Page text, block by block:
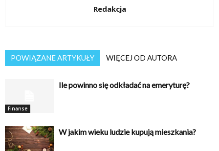
Redakcja
POWIĄZANE ARTYKUŁY WIĘCEJ OD AUTORA
Finanse
Ile powinno się odkładać na emeryturę?
W jakim wieku ludzie kupują mieszkania?